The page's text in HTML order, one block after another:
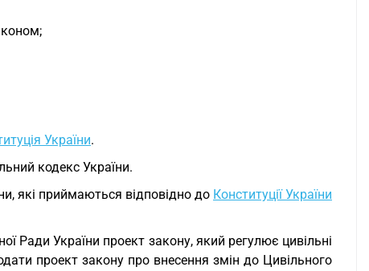
України.
кодекс України.
які приймаються відповідно до Конституції України
Ради України проект закону, який регулює цивільні
проект закону про внесення змін до Цивільного